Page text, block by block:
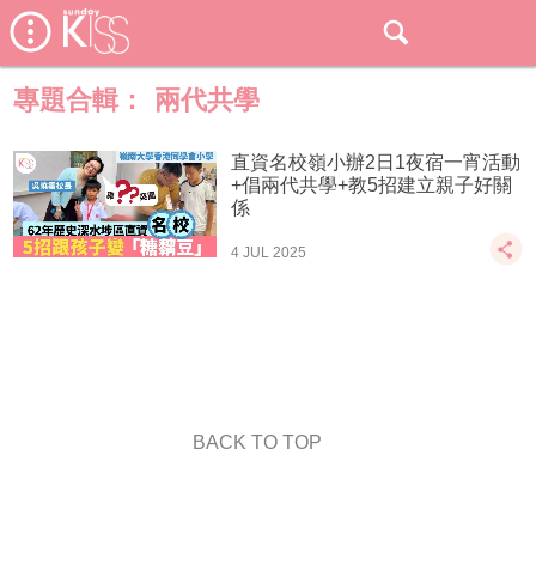
專題合輯： 兩代共學
直資名校嶺小辦2日1夜宿一宵活動
+倡兩代共學+教5招建立親子好關
係
4 JUL 2025
BACK TO TOP